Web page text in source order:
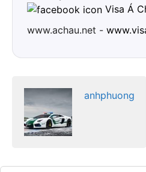
Visa Á
www.achau.net -
anhphuong